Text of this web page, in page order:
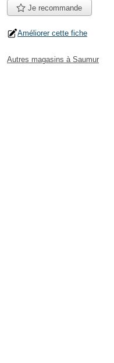
Je recommande
Améliorer cette fiche
Autres magasins à Saumur